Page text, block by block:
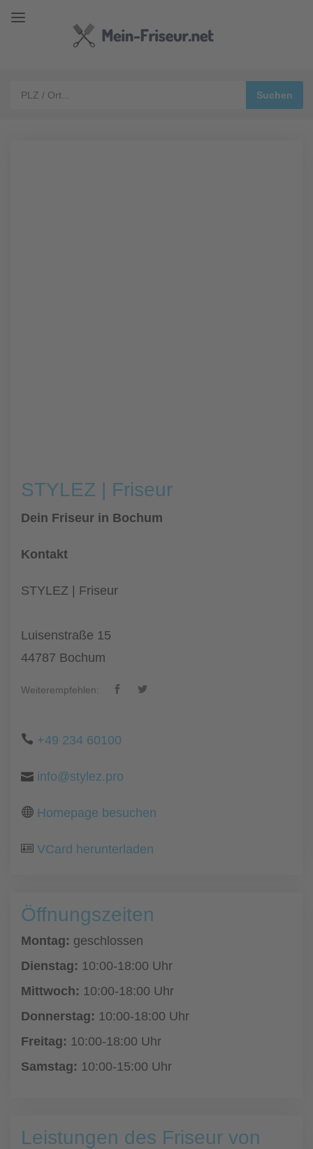
STYLEZ | Friseur
Dein Friseur in Bochum
Kontakt
STYLEZ | Friseur
Luisenstraße 15
44787 Bochum
Weiterempfehlen:
+49 234 60100
info@stylez.pro
Homepage besuchen
VCard herunterladen
Öffnungszeiten
Montag: geschlossen
Dienstag: 10:00-18:00 Uhr
Mittwoch: 10:00-18:00 Uhr
Donnerstag: 10:00-18:00 Uhr
Freitag: 10:00-18:00 Uhr
Samstag: 10:00-15:00 Uhr
Leistungen des Friseur von